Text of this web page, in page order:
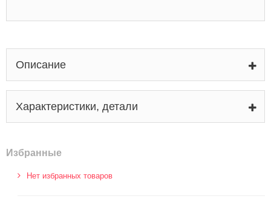
Описание
Характеристики, детали
Избранные
Нет избранных товаров